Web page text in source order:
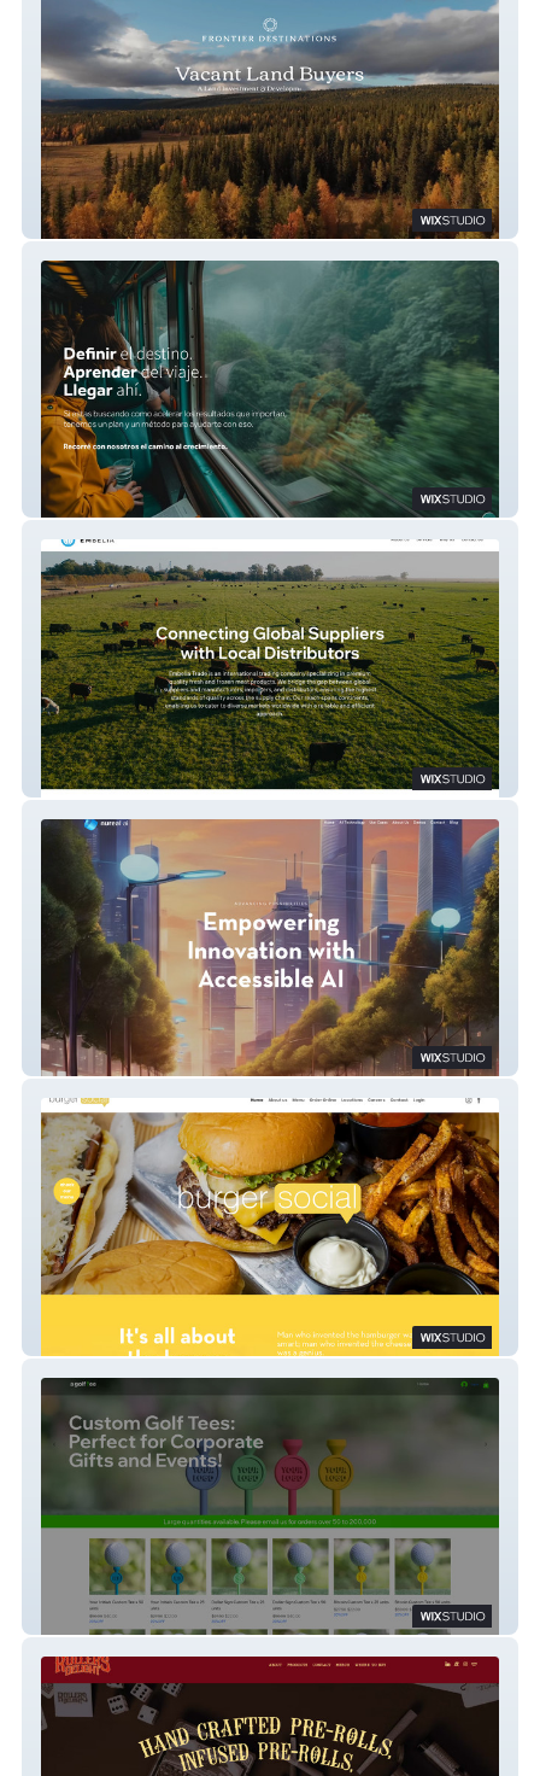
FrontierDestinations
MVP - Marketing Agency
EMBELIA TRADE
nureal.ai
Burger Social
Agolftee